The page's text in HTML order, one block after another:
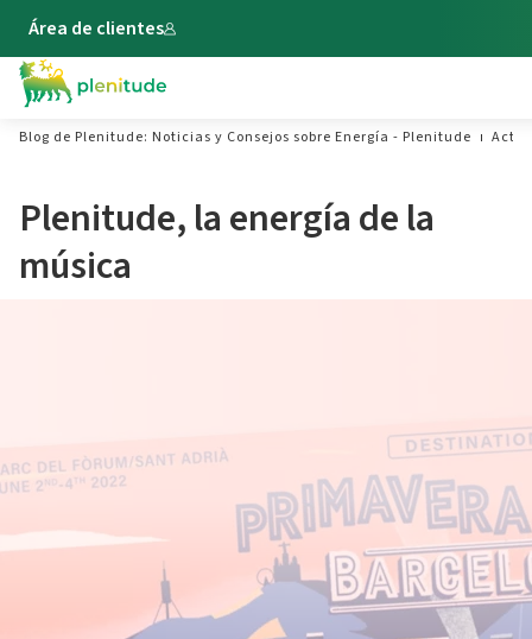
Área de clientes
Blog de Plenitude: Noticias y Consejos sobre Energía - Plenitude
Plenitude, la energía de la
música